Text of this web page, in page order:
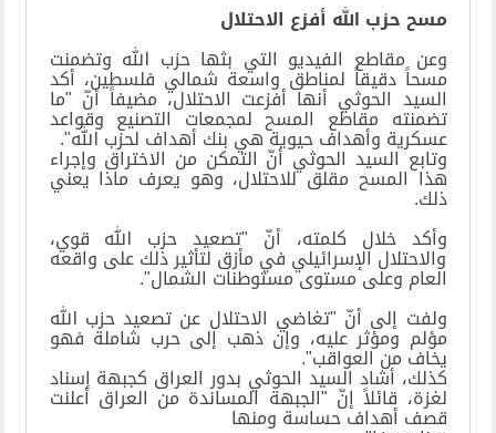
مسح حزب الله أفزع الاحتلال
وعن مقاطع الفيديو التي بثها حزب الله وتضمنت
مسحاً دقيقاً لمناطق واسعة شمالي فلسطين، أكد
السيد الحوثي أنها أفزعت الاحتلال، مضيفاً أنّ "ما
تضمنته مقاطع المسح لمجمعات التصنيع وقواعد
عسكرية وأهداف حيوية هي بنك أهداف لحزب الله".
وتابع السيد الحوثي أنّ التمكن من الاختراق وإجراء
هذا المسح مقلق للاحتلال، وهو يعرف ماذا يعني
ذلك.
وأكد خلال كلمته، أنّ "تصعيد حزب الله قوي،
والاحتلال الإسرائيلي في مأزق لتأثير ذلك على واقعه
العام وعلى مستوى مستوطنات الشمال".
ولفت إلى أنّ "تغاضي الاحتلال عن تصعيد حزب الله
مؤلم ومؤثر عليه، وإن ذهب إلى حرب شاملة فهو
يخاف من العواقب".
كذلك، أشاد السيد الحوثي بدور العراق كجبهة إسناد
لغزة، قائلاً إنّ "الجبهة المساندة من العراق أعلنت
قصف أهداف حساسة ومنها